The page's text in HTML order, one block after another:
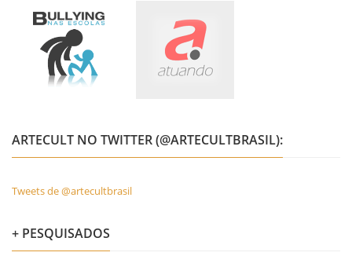
ARTECULT NO TWITTER (@ARTECULTBRASIL):
Tweets de @artecultbrasil
+ PESQUISADOS